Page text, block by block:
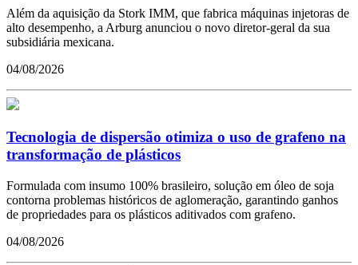
Além da aquisição da Stork IMM, que fabrica máquinas injetoras de
alto desempenho, a Arburg anunciou o novo diretor-geral da sua
subsidiária mexicana.
04/08/2026
Tecnologia de dispersão otimiza o uso de grafeno na
transformação de plásticos
Formulada com insumo 100% brasileiro, solução em óleo de soja
contorna problemas históricos de aglomeração, garantindo ganhos
de propriedades para os plásticos aditivados com grafeno.
04/08/2026